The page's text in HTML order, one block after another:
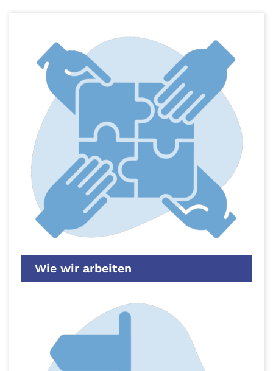
Wie wir arbeiten